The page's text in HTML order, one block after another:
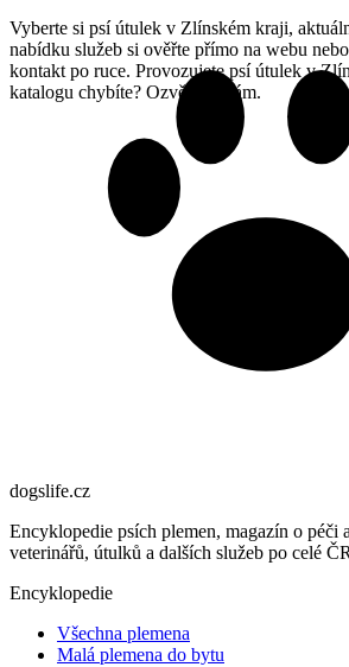
Vyberte si psí útulek v Zlínském kraji,
nabídku služeb si ověřte přímo na webu
kontakt po ruce. Provozujete psí útulek v
katalogu chybíte? Ozvěte se nám.
dogslife.cz
Encyklopedie psích plemen, magazín o péči
veterinářů, útulků a dalších služeb po celé
Encyklopedie
Všechna plemena
Malá plemena do bytu